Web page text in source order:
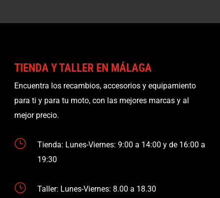
TIENDA Y TALLER EN MÁLAGA
Encuentra los recambios, accesorios y equipamiento
para ti y para tu moto, con las mejores marcas y al
mejor precio.
}
Tienda: Lunes-Viernes: 9:00 a 14:00 y de 16:00 a
19:30
}
Taller: Lunes-Viernes: 8.00 a 18.30